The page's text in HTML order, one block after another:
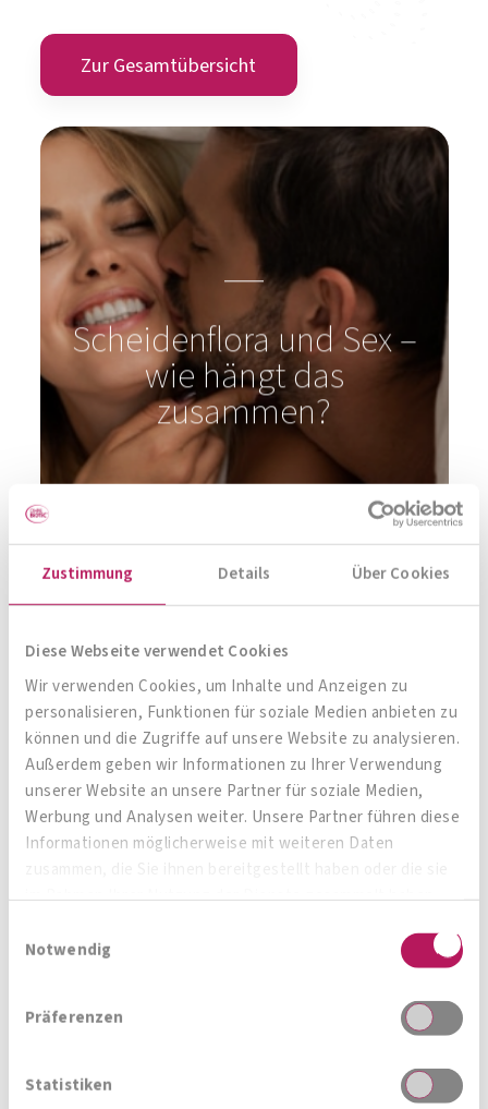
Zustimmung Details Über Cookies
Diese Webseite verwendet Cookies
Wir verwenden Cookies, um Inhalte und Anzeigen zu
personalisieren, Funktionen für soziale Medien anbieten zu
können und die Zugriffe auf unsere Website zu analysieren.
Außerdem geben wir Informationen zu Ihrer Verwendung
unserer Website an unsere Partner für soziale Medien,
Werbung und Analysen weiter. Unsere Partner führen diese
Informationen möglicherweise mit weiteren Daten
im Rahmen Ihrer Nutzung der Dienste gesammelt haben.
Notwendig
Präferenzen
Statistiken
Scheidenflora und Sex –
wie hängt das
zusammen?
OMNi-BiOTiC® WOMAN
Untenrum glücklich!
Zum Produkt